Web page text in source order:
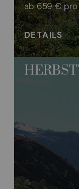
ab 659 €pro
DETAILS